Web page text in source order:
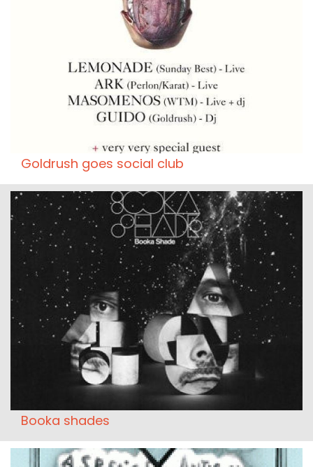
Goldrush goes social club
Booka shades